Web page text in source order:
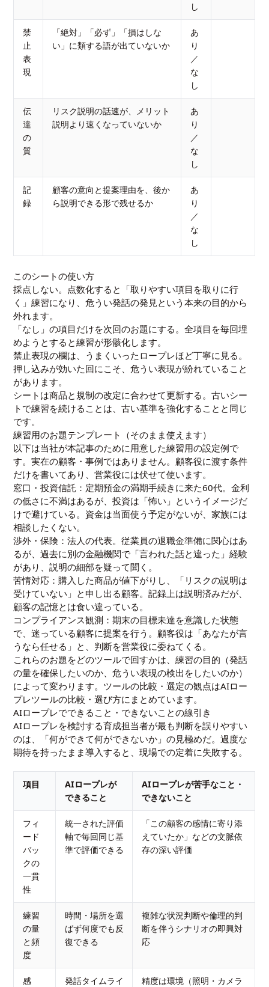
し
禁
止
表
現
「絶対」「必ず」「損はしな
い」に類する語が出ていないか
あ
り
／
な
し
伝
達
の
質
リスク説明の話速が、メリット
説明より速くなっていないか
あ
り
／
な
し
記
録
顧客の意向と提案理由を、後か
ら説明できる形で残せるか
あ
り
／
な
し
このシートの使い方
採点しない。点数化すると「取りやすい項目を取りに行
く」練習になり、危うい発話の発見という本来の目的から
外れます。
「なし」の項目だけを次回のお題にする。全項目を毎回埋
めようとすると練習が形骸化します。
禁止表現の欄は、うまくいったロープレほど丁寧に見る。
押し込みが効いた回にこそ、危うい表現が紛れていること
があります。
シートは商品と規制の改定に合わせて更新する。古いシー
トで練習を続けることは、古い基準を強化することと同じ
です。
練習用のお題テンプレート（そのまま使えます）
以下は当社が本記事のために用意した練習用の設定例で
す。実在の顧客・事例ではありません。顧客役に渡す条件
だけを書いてあり、営業役には伏せて使います。
窓口・投資信託：定期預金の満期手続きに来た60代。金利
の低さに不満はあるが、投資は「怖い」というイメージだ
けで避けている。資金は当面使う予定がないが、家族には
相談したくない。
渉外・保険：法人の代表。従業員の退職金準備に関心はあ
るが、過去に別の金融機関で「言われた話と違った」経験
があり、説明の細部を疑って聞く。
苦情対応：購入した商品が値下がりし、「リスクの説明は
受けていない」と申し出る顧客。記録上は説明済みだが、
顧客の記憶とは食い違っている。
コンプライアンス観測：期末の目標未達を意識した状態
で、迷っている顧客に提案を行う。顧客役は「あなたが言
うなら任せる」と、判断を営業役に委ねてくる。
これらのお題をどのツールで回すかは、練習の目的（発話
の量を確保したいのか、危うい表現の検出をしたいのか）
によって変わります。ツールの比較・選定の観点はAIロー
プレツールの比較・選び方にまとめています。
AIロープレでできること・できないことの線引き
AIロープレを検討する育成担当者が最も判断を誤りやすい
のは、「何ができて何ができないか」の見極めだ。過度な
期待を持ったまま導入すると、現場での定着に失敗する。
項目
AIロープレが
できること
AIロープレが苦手なこと・
できないこと
フィ
ード
バッ
クの
一貫
性
統一された評価
軸で毎回同じ基
準で評価できる
「この顧客の感情に寄り添
えていたか」などの文脈依
存の深い評価
練習
の量
と頻
度
時間・場所を選
ばず何度でも反
復できる
複雑な状況判断や倫理的判
断を伴うシナリオの即興対
応
感
発話タイムライ
精度は環境（照明・カメラ